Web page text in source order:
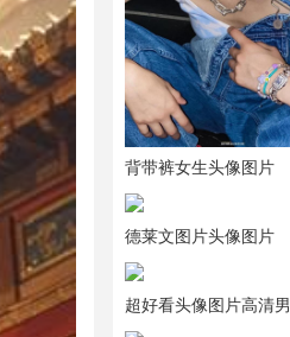
背带裤女生头像图片
德莱文图片头像图片
超好看头像图片高清男